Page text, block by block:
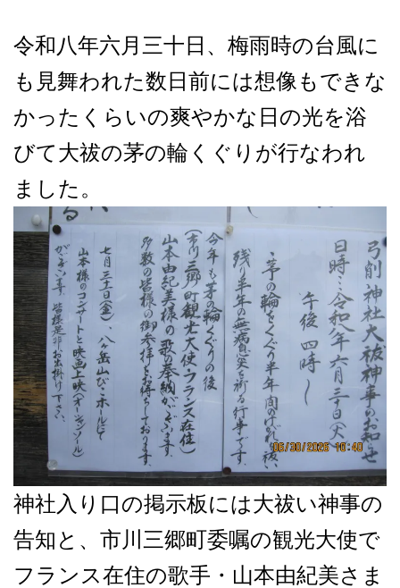
令和八年六月三十日、梅雨時の台風に
も見舞われた数日前には想像もできな
かったくらいの爽やかな日の光を浴
びて大祓の茅の輪くぐりが行なわれ
ました。
神社入り口の掲示板には大祓い神事の
告知と、市川三郷町委嘱の観光大使で
フランス在住の歌手・山本由紀美さま